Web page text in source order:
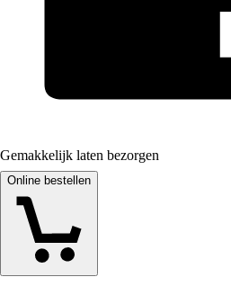
Gemakkelijk laten bezorgen
Online bestellen